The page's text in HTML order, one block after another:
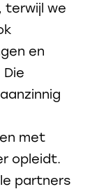
terwijl we
en
met
opleidt.
partners